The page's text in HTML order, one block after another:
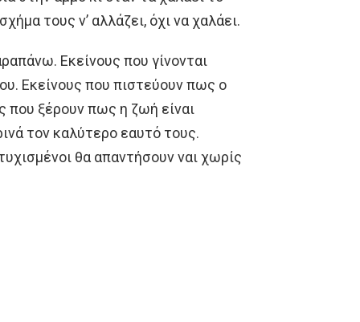
τους ν’ αλλάζει, όχι να χαλάει.
Εκείνους που γίνονται
Εκείνους που πιστεύουν πως ο
που ξέρουν πως η ζωή είναι
τον καλύτερο εαυτό τους.
θα απαντήσουν ναι χωρίς